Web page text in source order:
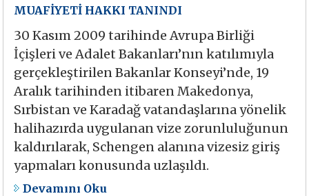
MUAFİYETİ HAKKI TANINDI
30 Kasım 2009 tarihinde Avrupa Birliği
İçişleri ve Adalet Bakanları’nın katılımıyla
gerçekleştirilen Bakanlar Konseyi’nde, 19
Aralık tarihinden itibaren Makedonya,
Sırbistan ve Karadağ vatandaşlarına yönelik
halihazırda uygulanan vize zorunluluğunun
kaldırılarak, Schengen alanına vizesiz giriş
yapmaları konusunda uzlaşıldı.
Devamını Oku